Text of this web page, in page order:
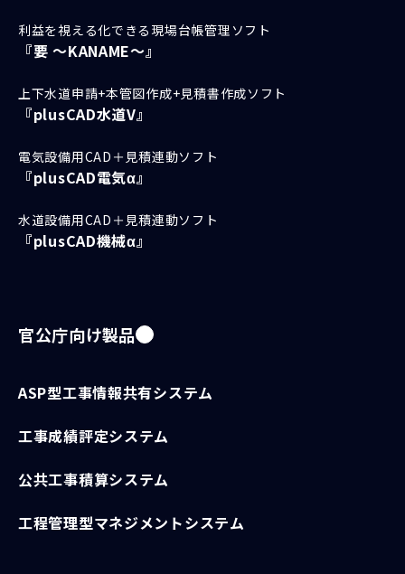
利益を視える化できる現場台帳管理ソフト
『要 ～KANAME～』
上下水道申請+本管図作成+見積書作成ソフト
『plusCAD水道V』
電気設備用CAD＋見積連動ソフト
『plusCAD電気α』
水道設備用CAD＋見積連動ソフト
『plusCAD機械α』
官公庁向け製品
ASP型工事情報共有システム
工事成績評定システム
公共工事積算システム
工程管理型マネジメントシステム